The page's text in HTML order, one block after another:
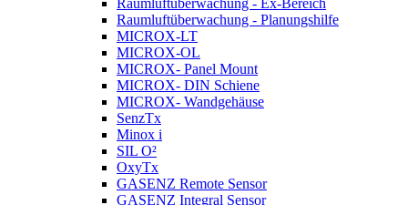
Raumluftüberwachung - Ex-Bereich
Raumluftüberwachung - Planungshilfe
MICROX-LT
MICROX-OL
MICROX- Panel Mount
MICROX- DIN Schiene
MICROX- Wandgehäuse
SenzTx
Minox i
SIL O²
OxyTx
GASENZ Remote Sensor
GASENZ Integral Sensor